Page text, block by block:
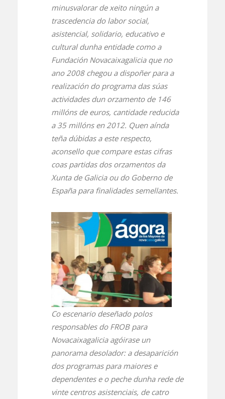
minusvalorar de xeito ningún a
trascedencia do labor social,
asistencial, solidario, educativo e
cultural dunha entidade como a
Fundación Novacaixagalicia que no
ano 2008 chegou a dispoñer para a
realización do programa das súas
actividades dun orzamento de 146
millóns de euros, cantidade reducida
a 35 millóns en 2012. Quen aínda
teña dúbidas a este respecto,
aconsello que compare estas cifras
coas partidas dos orzamentos da
Xunta de Galicia ou do Goberno de
España para finalidades semellantes.
Co escenario deseñado polos
responsables do FROB para
Novacaixagalicia agóirase un
panorama desolador: a desaparición
dos programas para maiores e
dependentes e o peche dunha rede de
vinte centros asistenciais, de catro